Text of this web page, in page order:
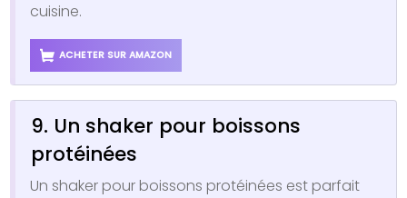
cuisine.
ACHETER SUR AMAZON
9. Un shaker pour boissons
protéinées
Un shaker pour boissons protéinées est parfait